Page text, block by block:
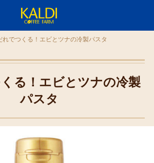
れでつくる！エビとツナの冷製パスタ
る！エビとツナの冷製
パスタ